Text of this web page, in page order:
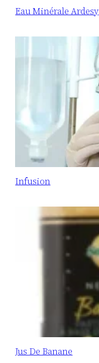
Eau Minérale Ardesy
Infusion
Jus De Banane